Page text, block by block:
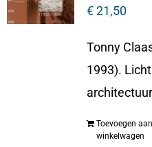
€21,50
Tonny
1993).
Toevoegen aan
winkelwagen